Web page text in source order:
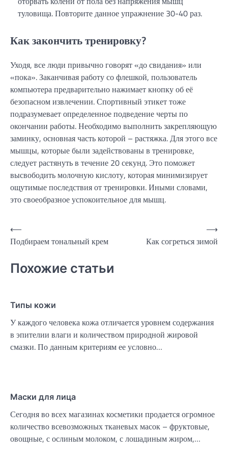
туловища. Повторите данное упражнение 30-40 раз.
Как закончить тренировку?
Уходя, все люди привычно говорят «до свидания» или
«пока». Заканчивая работу со флешкой, пользователь
компьютера предварительно нажимает кнопку об её
безопасном извлечении. Спортивный этикет тоже
подразумевает определенное подведение черты по
окончании работы. Необходимо выполнить закрепляющую
заминку, основная часть которой – растяжка. Для этого все
мышцы, которые были задействованы в тренировке,
следует растянуть в течение 20 секунд. Это поможет
высвободить молочную кислоту, которая минимизирует
ощутимые последствия от тренировки. Иными словами,
это своеобразное успокоительное для мышц.
Навигация
по
записям
⟵
Подбираем тональный крем
Как согреться зимой
⟶
Похожие статьи
Типы кожи
У каждого человека кожа отличается уровнем содержания
в эпителии влаги и количеством природной жировой
смазки. По данным критериям ее условно…
Маски для лица
Сегодня во всех магазинах косметики продается огромное
количество всевозможных тканевых масок – фруктовые,
овощные, с ослиным молоком, с лошадиным жиром,…